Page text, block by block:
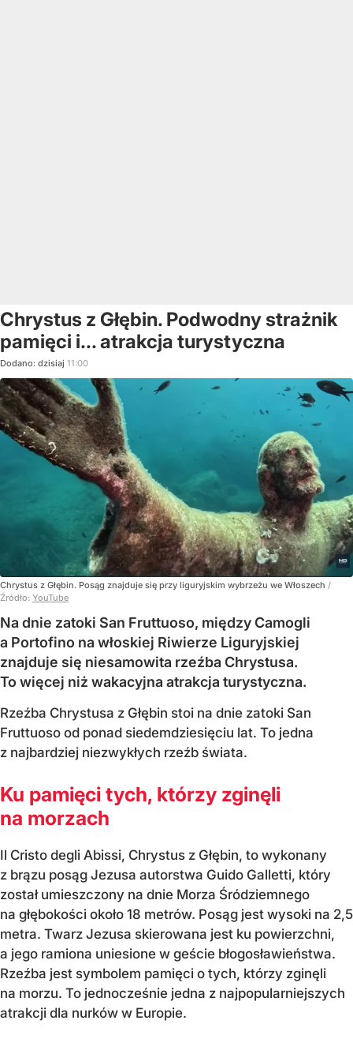
Chrystus z Głębin. Podwodny strażnik
pamięci i... atrakcja turystyczna
Dodano: dzisiaj 11:00
Chrystus z Głębin. Posąg znajduje się przy liguryjskim wybrzeżu we Włoszech /
Źródło: YouTube
Na dnie zatoki San Fruttuoso, między Camogli
a Portofino na włoskiej Riwierze Liguryjskiej
znajduje się niesamowita rzeźba Chrystusa.
To więcej niż wakacyjna atrakcja turystyczna.
Rzeźba Chrystusa z Głębin stoi na dnie zatoki San
Fruttuoso od ponad siedemdziesięciu lat. To jedna
z najbardziej niezwykłych rzeźb świata.
Ku pamięci tych, którzy zginęli
na morzach
Il Cristo degli Abissi, Chrystus z Głębin, to wykonany
z brązu posąg Jezusa autorstwa Guido Galletti, który
został umieszczony na dnie Morza Śródziemnego
na głębokości około 18 metrów. Posąg jest wysoki na 2,5
metra. Twarz Jezusa skierowana jest ku powierzchni,
a jego ramiona uniesione w geście błogosławieństwa.
Rzeźba jest symbolem pamięci o tych, którzy zginęli
na morzu. To jednocześnie jedna z najpopularniejszych
atrakcji dla nurków w Europie.